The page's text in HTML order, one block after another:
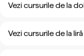
Vezi cursurile de la
Vezi cursurile de la